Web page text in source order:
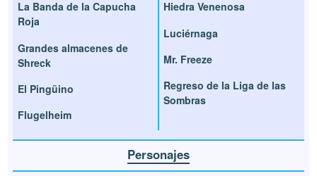
La Banda de la Capucha
Roja
Grandes almacenes de
Shreck
El Pingüino
Flugelheim
Hiedra Venenosa
Luciérnaga
Mr. Freeze
Regreso de la Liga de las
Sombras
Personajes